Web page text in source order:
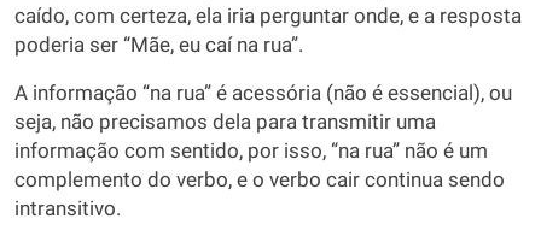
caído, com certeza, ela iria perguntar onde, e a resposta
poderia ser “Mãe, eu caí na rua”.
A informação “na rua” é acessória (não é essencial), ou
seja, não precisamos dela para transmitir uma
informação com sentido, por isso, “na rua” não é um
complemento do verbo, e o verbo cair continua sendo
intransitivo.